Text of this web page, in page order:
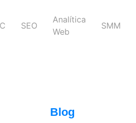
SEO
Analítica
Web
SMM
Blog